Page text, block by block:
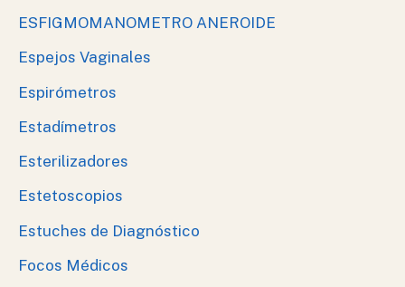
ESFIGMOMANOMETRO ANEROIDE
Espejos Vaginales
Espirómetros
Estadímetros
Esterilizadores
Estetoscopios
Estuches de Diagnóstico
Focos Médicos